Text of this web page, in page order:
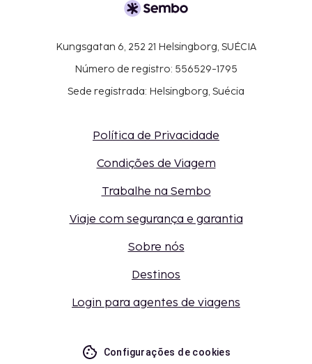
Kungsgatan 6, 252 21 Helsingborg, SUÉCIA
Número de registro: 556529-1795
Sede registrada: Helsingborg, Suécia
Política de Privacidade
Condições de Viagem
Trabalhe na Sembo
Viaje com segurança e garantia
Sobre nós
Destinos
Login para agentes de viagens
Configurações de cookies